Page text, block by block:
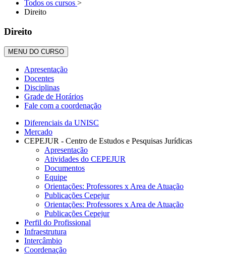
Todos os cursos >
Direito
Direito
MENU DO CURSO
Apresentação
Docentes
Disciplinas
Grade de Horários
Fale com a coordenação
Diferenciais da UNISC
Mercado
CEPEJUR - Centro de Estudos e Pesquisas Jurídicas
Apresentação
Atividades do CEPEJUR
Documentos
Equipe
Orientações: Professores x Area de Atuação
Publicações Cepejur
Orientações: Professores x Area de Atuação
Publicações Cepejur
Perfil do Profissional
Infraestrutura
Intercâmbio
Coordenação